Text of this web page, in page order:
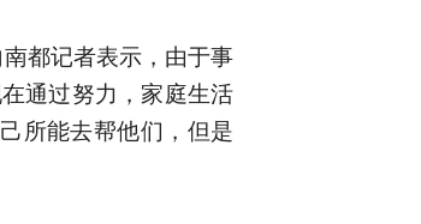
都记者表示，由于事
通过努力，家庭生活
所能去帮他们，但是